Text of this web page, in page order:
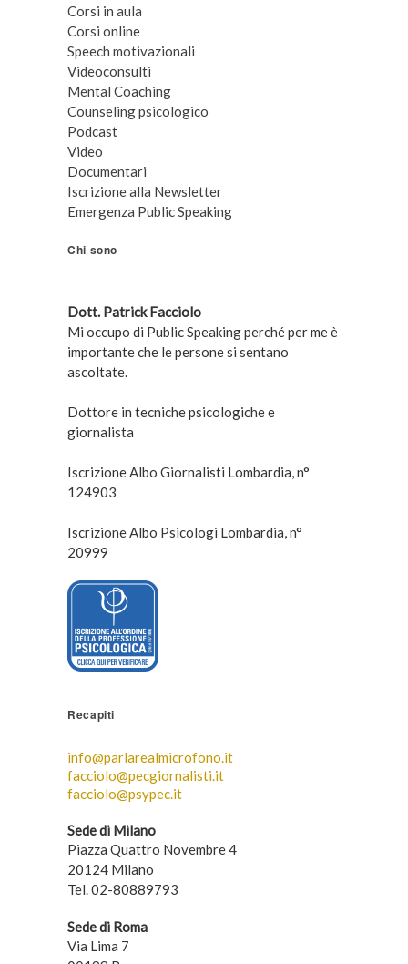
Corsi in aula
Corsi online
Speech motivazionali
Videoconsulti
Mental Coaching
Counseling psicologico
Podcast
Video
Documentari
Iscrizione alla Newsletter
Emergenza Public Speaking
Chi sono
Dott. Patrick Facciolo
Mi occupo di Public Speaking perché per me è
importante che le persone si sentano
ascoltate.
Dottore in tecniche psicologiche e
giornalista
Iscrizione Albo Giornalisti Lombardia, n°
124903
Iscrizione Albo Psicologi Lombardia, n°
20999
Recapiti
info@parlarealmicrofono.it
facciolo@pecgiornalisti.it
facciolo@psypec.it
Sede di Milano
Piazza Quattro Novembre 4
20124 Milano
Tel. 02-80889793
Sede di Roma
Via Lima 7